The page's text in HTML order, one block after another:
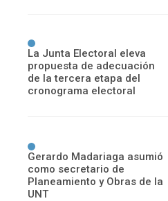
La Junta Electoral eleva
propuesta de adecuación
de la tercera etapa del
cronograma electoral
Gerardo Madariaga asumió
como secretario de
Planeamiento y Obras de la
UNT